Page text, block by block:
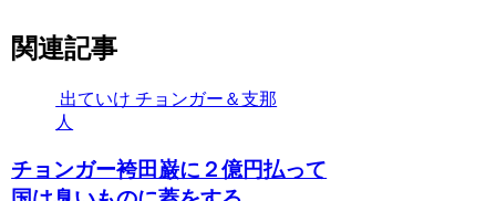
関連記事
出ていけ チョンガー＆支那
人
チョンガー袴田巌に２億円払って